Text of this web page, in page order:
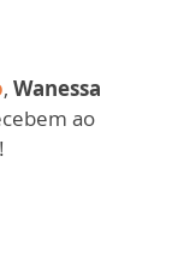
, Wanessa
ao